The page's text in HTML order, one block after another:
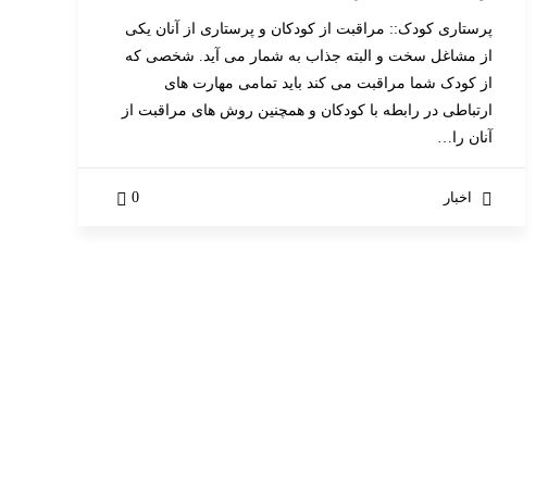
پرستاری کودک:: مراقبت از کودکان و پرستاری از آنان یکی
از مشاغل سخت و البته جذاب به شمار می آید. شخصی که
از کودک شما مراقبت می کند باید تمامی مهارت های
ارتباطی در رابطه با کودکان و همچنین روش های مراقبت از
آنان را…
اخبار 0